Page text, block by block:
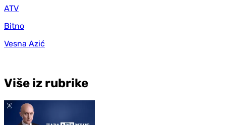
ATV
Bitno
Vesna Azić
Više iz rubrike